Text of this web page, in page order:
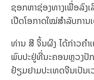
ຊອກຫາຊ່ອງທາງເພື່ອລົງ
ເປີດໂອກາດໃໝ່ສຳລັບກາ
ທ່ານ ສີ ຈິ້ນຜິງ ໄດ້ກ່າວຄຳ
ພົບປະຢູ່ທີ່ນະຄອນຫຼວງປັ
ຢ້ຽມຢາມປະເທດຈີນເປັ